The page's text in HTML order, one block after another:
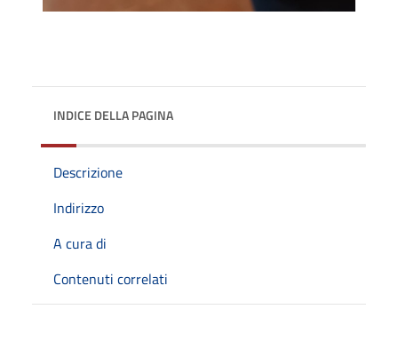
INDICE DELLA PAGINA
Descrizione
Indirizzo
A cura di
Contenuti correlati